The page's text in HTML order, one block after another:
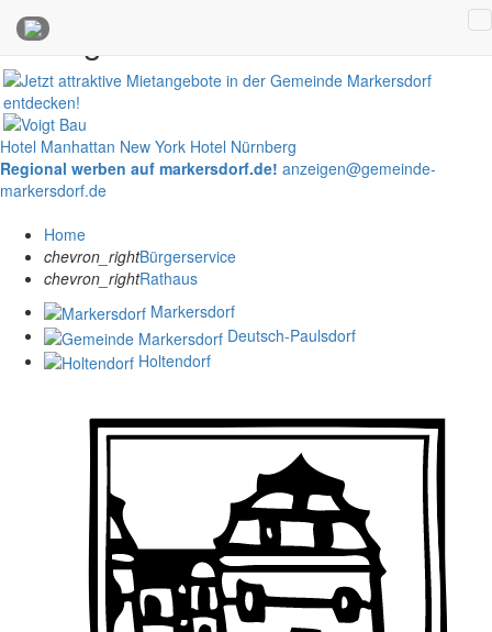
Anzeigen
Hotel Manhattan New York Hotel Nürnberg
Regional werben auf markersdorf.de! anzeigen@gemeinde-
markersdorf.de
Home
chevron_rightBürgerservice
chevron_rightRathaus
Markersdorf
Deutsch-Paulsdorf
Holtendorf